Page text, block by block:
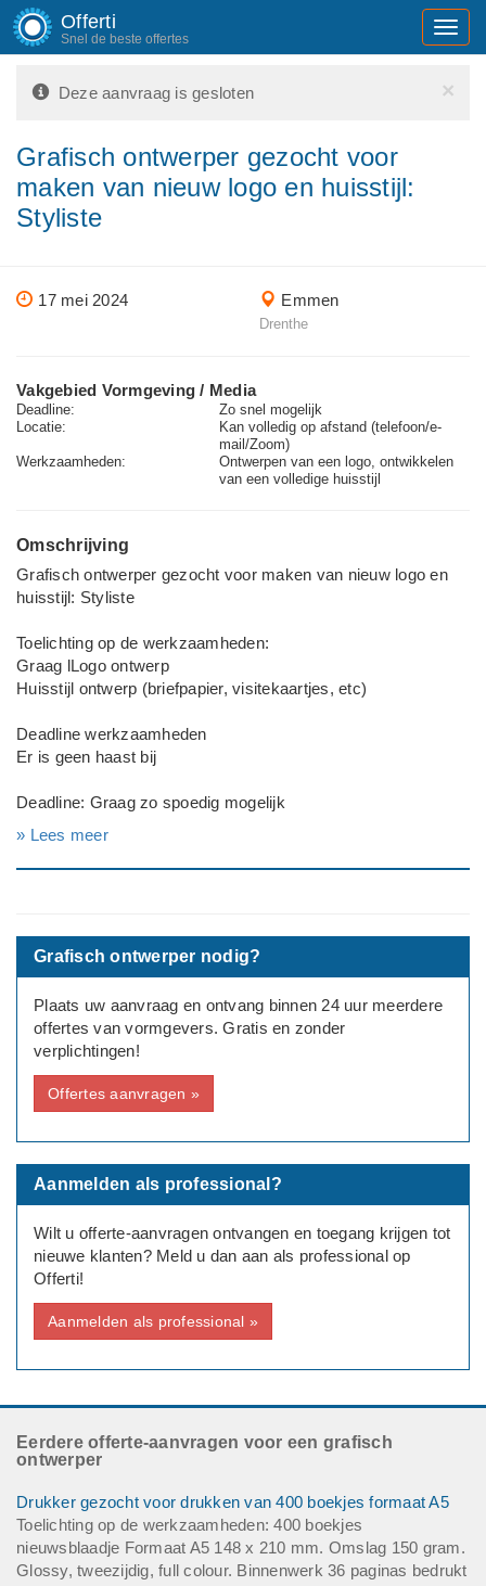
Offerti
Snel de beste offertes
×
Deze aanvraag is gesloten
Grafisch ontwerper gezocht voor
maken van nieuw logo en huisstijl:
Styliste
17 mei 2024 Emmen
Drenthe
Vakgebied Vormgeving / Media
Deadline:
Zo snel mogelijk
Locatie:
Kan volledig op afstand (telefoon/e-
mail/Zoom)
Werkzaamheden:
Ontwerpen van een logo, ontwikkelen
van een volledige huisstijl
Omschrijving
Grafisch ontwerper gezocht voor maken van nieuw logo en
huisstijl: Styliste
Toelichting op de werkzaamheden:
Graag lLogo ontwerp
Huisstijl ontwerp (briefpapier, visitekaartjes, etc)
Deadline werkzaamheden
Er is geen haast bij
Deadline: Graag zo spoedig mogelijk
» Lees meer
Grafisch ontwerper nodig?
Plaats uw aanvraag en ontvang binnen 24 uur meerdere
offertes van vormgevers. Gratis en zonder
verplichtingen!
Offertes aanvragen »
Aanmelden als professional?
Wilt u offerte-aanvragen ontvangen en toegang krijgen tot
nieuwe klanten? Meld u dan aan als professional op
Offerti!
Aanmelden als professional »
Eerdere offerte-aanvragen voor een grafisch
ontwerper
Drukker gezocht voor drukken van 400 boekjes formaat A5
Toelichting op de werkzaamheden: 400 boekjes
nieuwsblaadje Formaat A5 148 x 210 mm. Omslag 150 gram.
Glossy, tweezijdig, full colour. Binnenwerk 36 paginas bedrukt